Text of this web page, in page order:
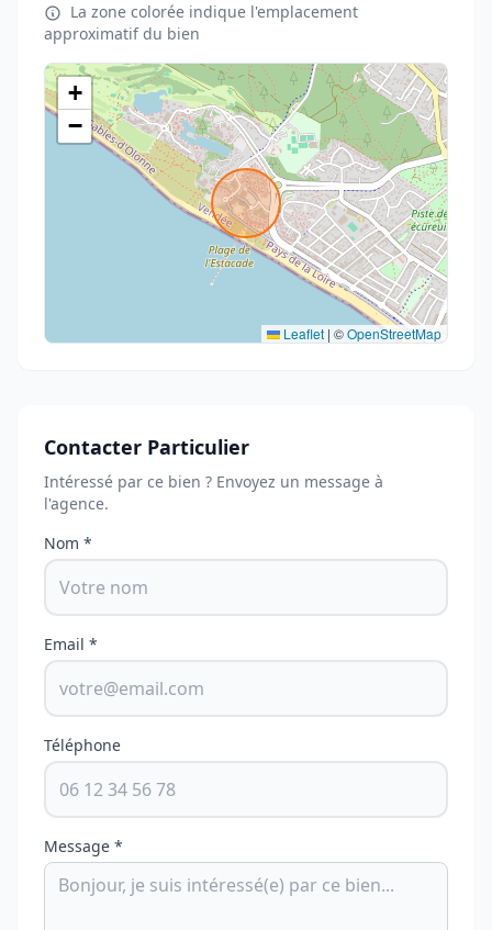
La zone colorée indique l'emplacement
approximatif du bien
+
−
Leaflet | ©OpenStreetMap
Contacter Particulier
Intéressé par ce bien ? Envoyez un message à
l'agence.
Nom *
Email *
Téléphone
Message *